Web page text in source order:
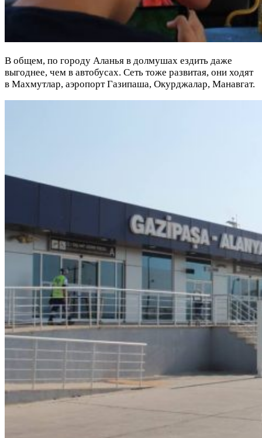
В общем, по городу Аланья в долмушах ездить даже
выгоднее, чем в автобусах. Сеть тоже развитая, они ходят
в Махмутлар, аэропорт Газипаша, Окурджалар, Манавгат.